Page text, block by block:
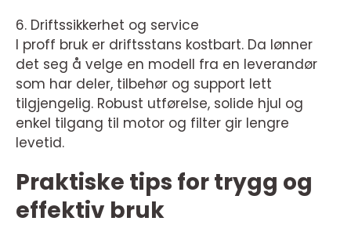
6. Driftssikkerhet og service
I proff bruk er driftsstans kostbart. Da lønner
det seg å velge en modell fra en leverandør
som har deler, tilbehør og support lett
tilgjengelig. Robust utførelse, solide hjul og
enkel tilgang til motor og filter gir lengre
levetid.
Praktiske tips for trygg og
effektiv bruk